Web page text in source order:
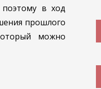
в ход
прошлого
можно